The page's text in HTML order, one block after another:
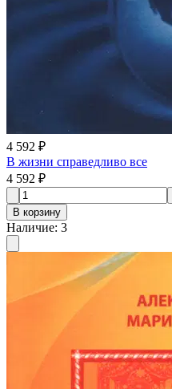
4 592 ₽
В жизни справедливо все
4 592 ₽
В корзину
Наличие: 3